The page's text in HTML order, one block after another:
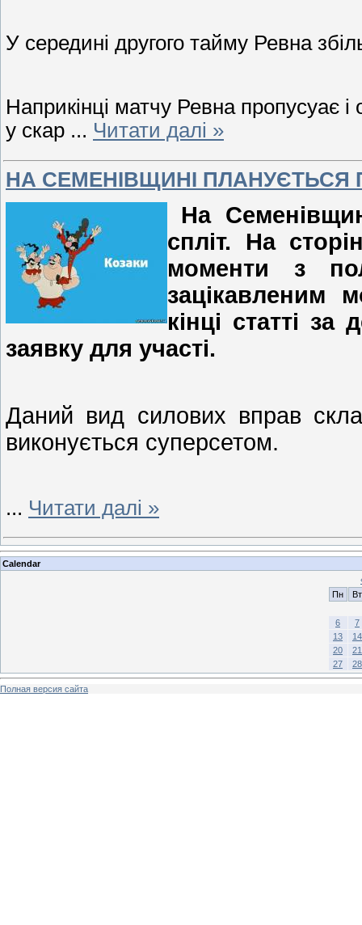
У середині другого тайму Ревна
Наприкінці матчу Ревна пропусуає
у скар ... Читати далі »
НА СЕМЕНІВЩИНІ ПЛАНУЄТЬСЯ
На
спліт. На
моменти з
зацікавленим
кінці статті
заявку для участі.
Даний вид силових вправ
виконується суперсетом.
... Читати далі »
Calendar
Пн
Вт
6
7
13
14
20
21
27
28
Полная версия сайта